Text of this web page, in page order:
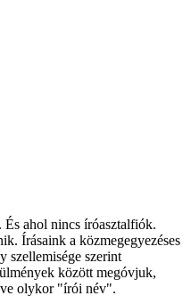
És ahol nincs íróasztalfiók.
Írásaink a közmegegyezéses
szellemisége szerint
között megóvjuk,
olykor "írói név".